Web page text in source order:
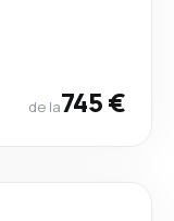
de la745 €